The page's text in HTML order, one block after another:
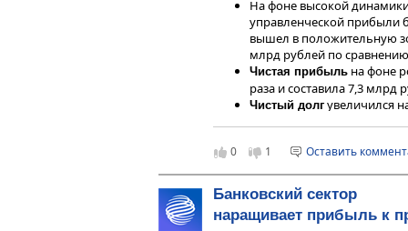
На фоне высокой динамики
управленческой прибыли
вышел в положительную
млрд рублей по
Чистая прибыль на фоне
раза и составила 7,3 млрд
Чистый долг увеличился
банковских кредитов и
Долговая нагрузкав части
конец 2025 года
Снижение долговой
(+90,8% г/г) относительно
0 1 Оставить
Банковский сектор
наращивает прибыль к